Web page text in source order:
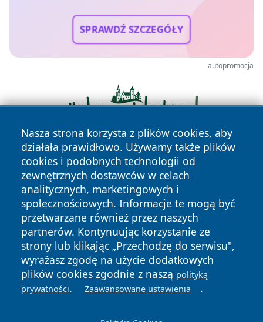
SPRAWDŹ SZCZEGÓŁY
autopromocja
Nasza strona korzysta z plików cookies, aby
działała prawidłowo. Używamy także plików
cookies i podobnych technologii od
zewnętrznych dostawców w celach
analitycznych, marketingowych i
społecznościowych. Informacje te mogą być
przetwarzane również przez naszych
partnerów. Kontynuując korzystanie ze
strony lub klikając „Przechodzę do serwisu",
wyrażasz zgodę na użycie dodatkowych
plików cookies zgodnie z naszą polityką
prywatności. Zaawansowane ustawienia .
Copyright © 2026 tomaszowonline.pl Wszystkie prawa
zastrzeżone.
News Autorzy
Polityka
Prywatności
Polityka
Cookies